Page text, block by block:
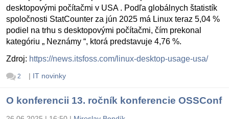
desktopovými počítačmi v USA . Podľa globálnych štatistík
spoločnosti StatCounter za jún 2025 má Linux teraz 5,04 %
podiel na trhu s desktopovými počítačmi, čím prekonal
kategóriu „ Neznámy “, ktorá predstavuje 4,76 %.
Zdroj: https://news.itsfoss.com/linux-desktop-usage-usa/
2 | IT novinky
O konferencii 13. ročník konferencie OSSConf